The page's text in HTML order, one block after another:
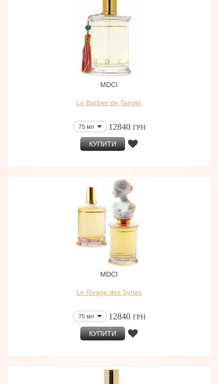
MDCI
Le Barbier de Tanger
75 мл 12840 ГРН
КУПИТИ
MDCI
Le Rivage des Syrtes
75 мл 12840 ГРН
КУПИТИ